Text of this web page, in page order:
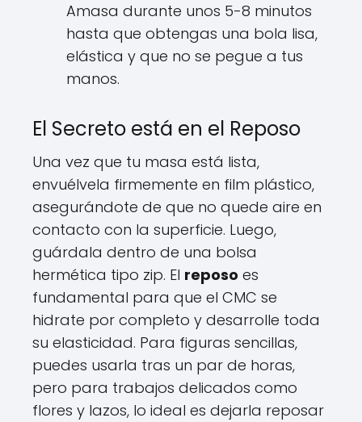
Amasa durante unos 5-8 minutos
hasta que obtengas una bola lisa,
elástica y que no se pegue a tus
manos.
El Secreto está en el Reposo
Una vez que tu masa está lista,
envuélvela firmemente en film plástico,
asegurándote de que no quede aire en
contacto con la superficie. Luego,
guárdala dentro de una bolsa
hermética tipo zip. El reposo es
fundamental para que el CMC se
hidrate por completo y desarrolle toda
su elasticidad. Para figuras sencillas,
puedes usarla tras un par de horas,
pero para trabajos delicados como
flores y lazos, lo ideal es dejarla reposar